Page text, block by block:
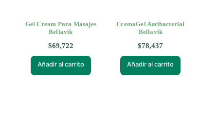
Gel Cream Para Masajes
Bellavik
$69,722
Añadir al carrito
CremaGel Antibacterial
Bellavik
$78,437
Añadir al carrito